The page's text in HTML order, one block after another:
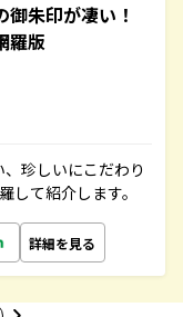
御朱印が凄い！
羅版
珍しいにこだわり
して紹介します。
詳細を見る